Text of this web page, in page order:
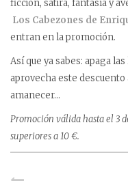
ficción, sátira, fantasía y
Los Cabezones de
entran en la promoción.
Así que ya sabes: apaga
aprovecha este
amanecer…
Promoción válida hasta el 3
superiores a 10 €.